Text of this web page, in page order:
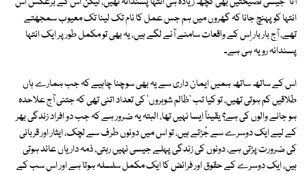
انتہا کو پہنچ جانا کہ گھروں میں ہم جس عمل کا نام تک لینا تک معیوب سمجھتے
تھے، آج بار بار اِس کے واقعات سامنے آنے لگے ہیں، یہ بھی تو مکمل طور پر ایک انتہا
پسندانہ رویہ ہی ہے۔
اس کے ساتھ ساتھ ہمیں ایمان داری سے یہ بھی سوچنا چاہیے کہ جب ہمارے ہاں
طلاقیں کم ہوتی تھیں، تو کیا تب 'ظالم شوہروں' کی تعداد اتنی تھی کہ جتنی آج علاحدہ
ہو جانے والوں کی ہے؟ یقیناً ایسا نہیں تھا، البتہ یہ ضرور ہے کہ جب دو افراد زندگی بھر
کے لیے ایک دوسرے سے جُڑتے ہیں، تو اس میں دونوں طرف سے لچک، ایثار اور قربانی
کی ضرورت پڑتی ہے، دونوں کی زندگی پہلے جیسی نہیں رہتی، ذمہ داریاں عائد ہوتی
ہیں، ایک دوسرے کے حقوق اور فرائض کا ایک مکمل سلسلہ ہوتا ہے اور اس سب کے